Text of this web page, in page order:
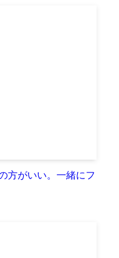
方がいい。一緒にフ